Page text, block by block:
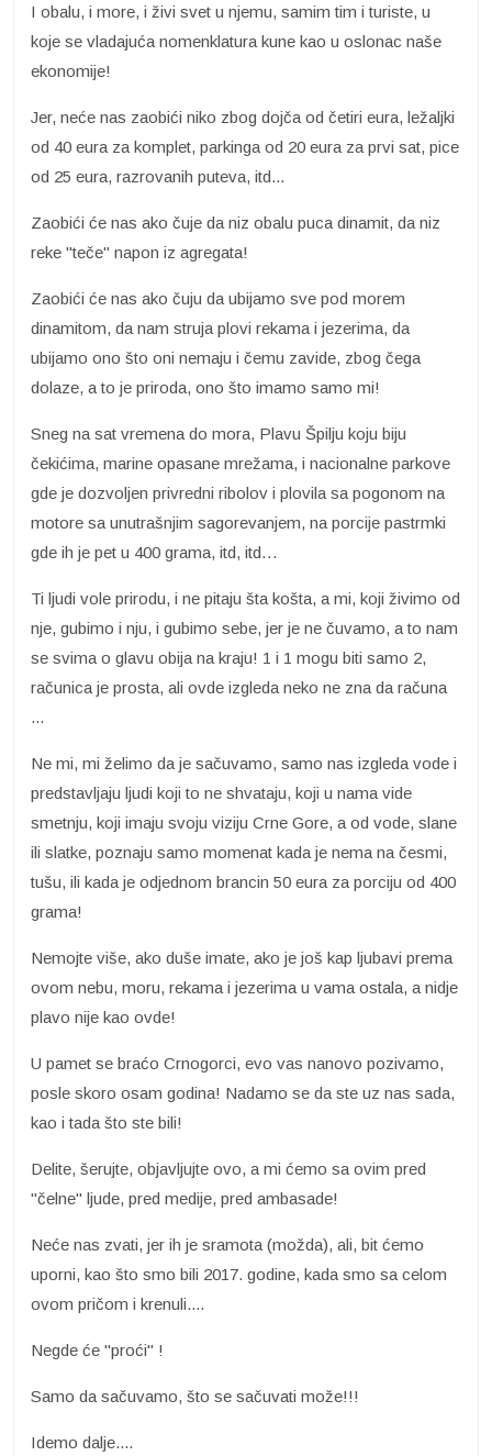
I obalu, i more, i živi svet u njemu, samim tim i turiste, u
koje se vladajuća nomenklatura kune kao u oslonac naše
ekonomije!
Jer, neće nas zaobići niko zbog dojča od četiri eura, ležaljki
od 40 eura za komplet, parkinga od 20 eura za prvi sat, pice
od 25 eura, razrovanih puteva, itd...
Zaobići će nas ako čuje da niz obalu puca dinamit, da niz
reke "teče" napon iz agregata!
Zaobići će nas ako čuju da ubijamo sve pod morem
dinamitom, da nam struja plovi rekama i jezerima, da
ubijamo ono što oni nemaju i čemu zavide, zbog čega
dolaze, a to je priroda, ono što imamo samo mi!
Sneg na sat vremena do mora, Plavu Špilju koju biju
čekićima, marine opasane mrežama, i nacionalne parkove
gde je dozvoljen privredni ribolov i plovila sa pogonom na
motore sa unutrašnjim sagorevanjem, na porcije pastrmki
gde ih je pet u 400 grama, itd, itd…
Ti ljudi vole prirodu, i ne pitaju šta košta, a mi, koji živimo od
nje, gubimo i nju, i gubimo sebe, jer je ne čuvamo, a to nam
se svima o glavu obija na kraju! 1 i 1 mogu biti samo 2,
računica je prosta, ali ovde izgleda neko ne zna da računa
...
Ne mi, mi želimo da je sačuvamo, samo nas izgleda vode i
predstavljaju ljudi koji to ne shvataju, koji u nama vide
smetnju, koji imaju svoju viziju Crne Gore, a od vode, slane
ili slatke, poznaju samo momenat kada je nema na česmi,
tušu, ili kada je odjednom brancin 50 eura za porciju od 400
grama!
Nemojte više, ako duše imate, ako je još kap ljubavi prema
ovom nebu, moru, rekama i jezerima u vama ostala, a nidje
plavo nije kao ovde!
U pamet se braćo Crnogorci, evo vas nanovo pozivamo,
posle skoro osam godina! Nadamo se da ste uz nas sada,
kao i tada što ste bili!
Delite, šerujte, objavljujte ovo, a mi ćemo sa ovim pred
"čelne" ljude, pred medije, pred ambasade!
Neće nas zvati, jer ih je sramota (možda), ali, bit ćemo
uporni, kao što smo bili 2017. godine, kada smo sa celom
ovom pričom i krenuli....
Negde će "proći" !
Samo da sačuvamo, što se sačuvati može!!!
Idemo dalje....